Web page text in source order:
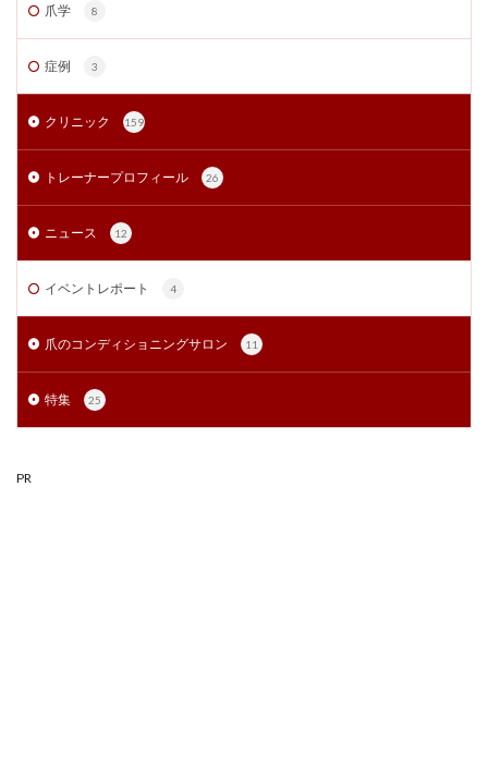
爪学 8
症例 3
クリニック 159
トレーナープロフィール 26
ニュース 12
イベントレポート 4
爪のコンディショニングサロン 11
特集 25
PR